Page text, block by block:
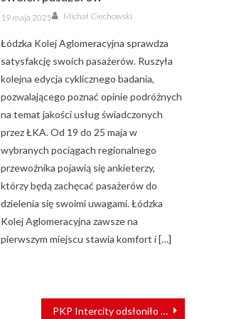
Posted
on
19 maja 2025 Author
Michał Ciechowski
Łódzka Kolej Aglomeracyjna sprawdza
satysfakcję swoich pasażerów. Ruszyła
kolejna edycja cyklicznego badania,
pozwalającego poznać opinie podróżnych
na temat jakości usług świadczonych
przez ŁKA. Od 19 do 25 maja w
wybranych pociągach regionalnego
przewoźnika pojawią się ankieterzy,
którzy będą zachęcać pasażerów do
dzielenia się swoimi uwagami. Łódzka
Kolej Aglomeracyjna zawsze na
pierwszym miejscu stawia komfort i […]
PKP Intercity odsłoniło w Warszawie mural